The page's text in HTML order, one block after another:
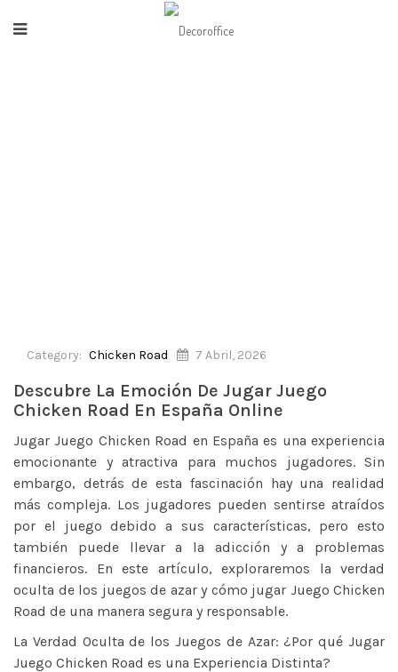
Category: Chicken Road 7 Abril, 2026
Descubre La Emoción De Jugar Juego
Chicken Road En España Online
Jugar Juego Chicken Road en España es una experiencia
emocionante y atractiva para muchos jugadores. Sin
embargo, detrás de esta fascinación hay una realidad
más compleja. Los jugadores pueden sentirse atraídos
por el juego debido a sus características, pero esto
también puede llevar a la adicción y a problemas
financieros. En este artículo, exploraremos la verdad
oculta de los juegos de azar y cómo jugar Juego Chicken
Road de una manera segura y responsable.
La Verdad Oculta de los Juegos de Azar: ¿Por qué Jugar
Juego Chicken Road es una Experiencia Distinta?